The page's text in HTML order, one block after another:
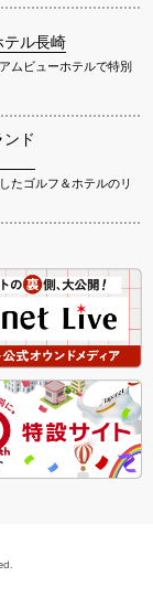
テル長崎
ムビューホテルで特別
ド
たゴルフ＆ホテルのリ